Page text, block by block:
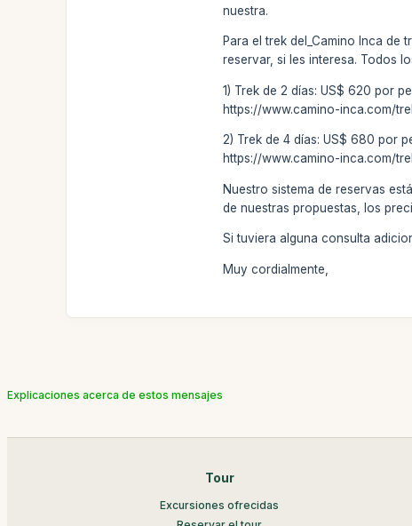
nuestra.
Para el trek del_Camino Inca
reservar, si les interesa. Todos
1) Trek de 2 días: US$ 620 por
https://www.camino-inca.com/
2) Trek de 4 días: US$ 680 por
https://www.camino-inca.com/
Nuestro sistema de reservas
de nuestras propuestas, los
Si tuviera alguna consulta
Muy cordialmente,
Explicaciones acerca de estos mensajes
Tour
Excursiones ofrecidas